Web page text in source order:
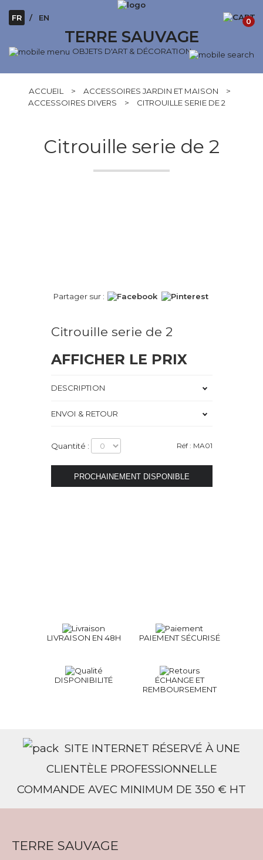
TERRE SAUVAGE
OBJETS D'ART & DÉCORATION
FR EN 0
ACCUEIL > ACCESSOIRES JARDIN ET MAISON
>
ACCESSOIRES DIVERS
> CITROUILLE SERIE DE 2
Citrouille serie de 2
Partager sur :
Citrouille serie de 2
AFFICHER LE PRIX
DESCRIPTION
ENVOI & RETOUR
Quantité : Réf : MA01
LIVRAISON EN 48H PAIEMENT SÉCURISÉ
DISPONIBILITÉ
ÉCHANGE ET
REMBOURSEMENT
SITE INTERNET RÉSERVÉ À UNE
CLIENTÈLE PROFESSIONNELLE
COMMANDE AVEC MINIMUM DE 350 € HT
TERRE SAUVAGE